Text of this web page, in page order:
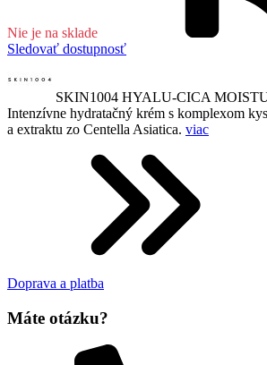
Nie je na sklade
Sledovať dostupnosť
SKIN1004 HYALU-CICA
Intenzívne hydratačný krém s komplexom
a extraktu zo Centella Asiatica. viac
Doprava a platba
Máte otázku?